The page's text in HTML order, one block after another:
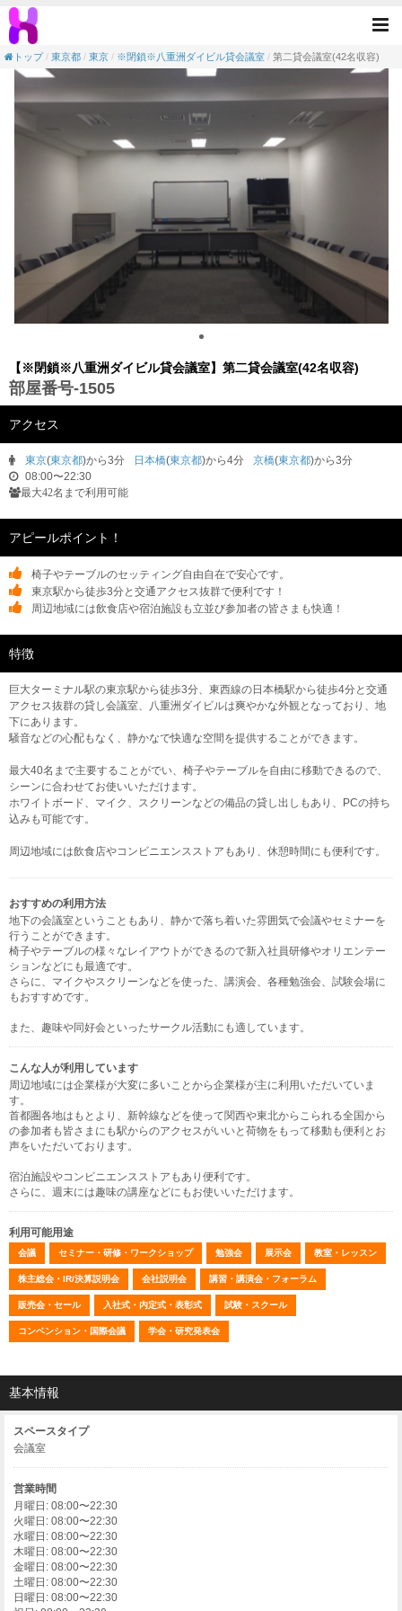
【会議室】※閉鎖※八重洲ダイビル貸会議
トップ
東京都 東京 ※閉鎖※八重洲ダイビル貸会議室 第二貸会議室(42名収容)
【※閉鎖※八重洲ダイビル貸会議室】第二貸会議室(42名収容)
部屋番号-1505
アクセス
東京(東京都)から3分 日本橋(東京都)から4分 京橋(東京都)から3分
08:00〜22:30
最大42名まで利用可能
アピールポイント！
椅子やテーブルのセッティング自由自在で安心です。
東京駅から徒歩3分と交通アクセス抜群で便利です！
周辺地域には飲食店や宿泊施設も立並び参加者の皆さまも快適！
特徴
巨大ターミナル駅の東京駅から徒歩3分、東西線の日本橋駅から徒歩4分と交通
アクセス抜群の貸し会議室、八重洲ダイビルは爽やかな外観となっており、地
下にあります。
騒音などの心配もなく、静かなで快適な空間を提供することができます。
最大40名まで主要することがでい、椅子やテーブルを自由に移動できるので、
シーンに合わせてお使いいただけます。
ホワイトボード、マイク、スクリーンなどの備品の貸し出しもあり、PCの持ち
込みも可能です。
周辺地域には飲食店やコンビニエンスストアもあり、休憩時間にも便利です。
おすすめの利用方法
地下の会議室ということもあり、静かで落ち着いた雰囲気で会議やセミナーを
行うことができます。
椅子やテーブルの様々なレイアウトができるので新入社員研修やオリエンテー
ションなどにも最適です。
さらに、マイクやスクリーンなどを使った、講演会、各種勉強会、試験会場に
もおすすめです。
また、趣味や同好会といったサークル活動にも適しています。
こんな人が利用しています
周辺地域には企業様が大変に多いことから企業様が主に利用いただいていま
す。
首都圏各地はもとより、新幹線などを使って関西や東北からこられる全国から
の参加者も皆さまにも駅からのアクセスがいいと荷物をもって移動も便利とお
声をいただいております。
宿泊施設やコンビニエンスストアもあり便利です。
さらに、週末には趣味の講座などにもお使いいただけます。
利用可能用途
会議 セミナー・研修・ワークショップ 勉強会 展示会 教室・レッスン
株主総会・IR/決算説明会 会社説明会 講習・講演会・フォーラム
販売会・セール 入社式・内定式・表彰式 試験・スクール
コンベンション・国際会議 学会・研究発表会
基本情報
スペースタイプ
会議室
営業時間
月曜日: 08:00〜22:30
火曜日: 08:00〜22:30
水曜日: 08:00〜22:30
木曜日: 08:00〜22:30
金曜日: 08:00〜22:30
土曜日: 08:00〜22:30
日曜日: 08:00〜22:30